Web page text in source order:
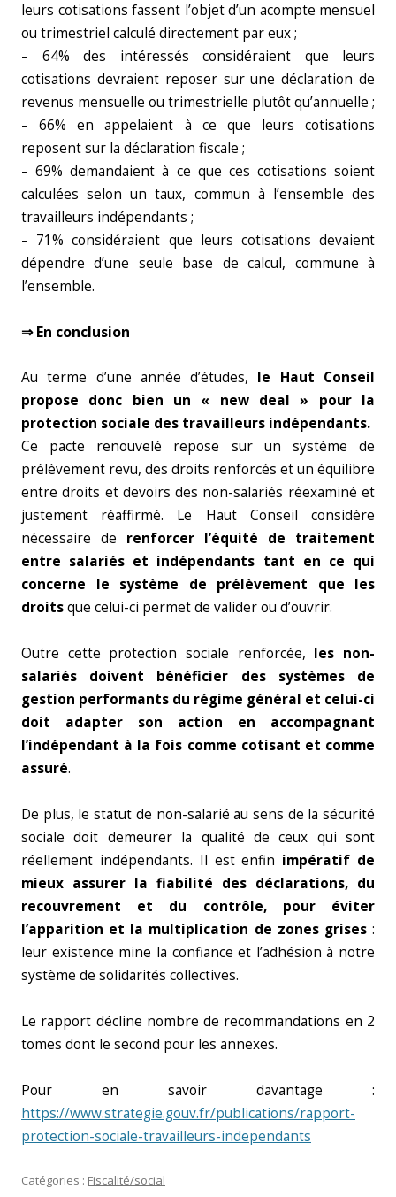
leurs cotisations fassent l’objet d’un acompte mensuel
ou trimestriel calculé directement par eux ;
– 64% des intéressés considéraient que leurs
cotisations devraient reposer sur une déclaration de
revenus mensuelle ou trimestrielle plutôt qu’annuelle ;
– 66% en appelaient à ce que leurs cotisations
reposent sur la déclaration fiscale ;
– 69% demandaient à ce que ces cotisations soient
calculées selon un taux, commun à l’ensemble des
travailleurs indépendants ;
– 71% considéraient que leurs cotisations devaient
dépendre d’une seule base de calcul, commune à
l’ensemble.
⇒ En conclusion
Au terme d’une année d’études, le Haut Conseil
propose donc bien un « new deal » pour la
protection sociale des travailleurs indépendants.
Ce pacte renouvelé repose sur un système de
prélèvement revu, des droits renforcés et un équilibre
entre droits et devoirs des non-salariés réexaminé et
justement réaffirmé. Le Haut Conseil considère
nécessaire de renforcer l’équité de traitement
entre salariés et indépendants tant en ce qui
concerne le système de prélèvement que les
droitsque celui-ci permet de valider ou d’ouvrir.
Outre cette protection sociale renforcée, les non-
salariés doivent bénéficier des systèmes de
gestion performants du régime général et celui-ci
doit adapter son action en accompagnant
l’indépendant à la fois comme cotisant et comme
assuré.
De plus, le statut de non-salarié au sens de la sécurité
sociale doit demeurer la qualité de ceux qui sont
réellement indépendants. Il est enfin impératif de
mieux assurer la fiabilité des déclarations, du
recouvrement et du contrôle, pour éviter
l’apparition et la multiplication de zones grises:
leur existence mine la confiance et l’adhésion à notre
système de solidarités collectives.
Le rapport décline nombre de recommandations en 2
tomes dont le second pour les annexes.
Pour en savoir davantage :
https://www.strategie.gouv.fr/publications/rapport-
protection-sociale-travailleurs-independants
Catégories : Fiscalité/social